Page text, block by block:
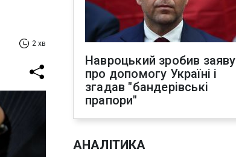
2 хв
Навроцький зробив заяву
про допомогу Україні і
згадав "бандерівські
прапори"
АНАЛІТИКА